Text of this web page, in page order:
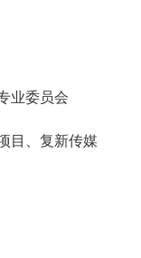
业委员会
目、复新传媒